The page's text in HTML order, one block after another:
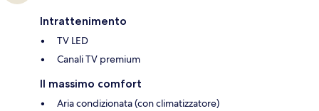
Intrattenimento
TV LED
Canali TV premium
Il massimo comfort
Aria condizionata (con climatizzatore)